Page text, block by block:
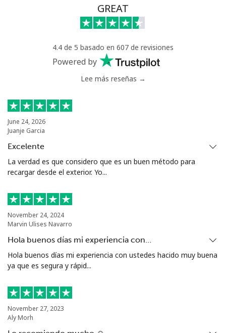
144 min por ⁦€10⁩
48 min por ⁦€10⁩
10 min por ⁦€10⁩
Celular ⁦93.9¢⁩
Turkey
Línea fija ⁦4.5¢⁩ 222 min por ⁦€10⁩
Turkmenistan
Línea fija ⁦26.9¢⁩ 37 min por ⁦€10⁩
Celular ⁦32.9¢⁩
Turks And Caicos Islands
Línea fija
GREAT
4.4 de 5 basado en 607 de revisiones
Powered by
Lee más reseñas →
June 24, 2026
Juanje Garcia
Excelente
La verdad es que considero que es un buen método para
recargar desde el exterior. Yo...
November 24, 2024
Marvin Ulises Navarro
Hola buenos días mi experiencia con…
Hola buenos días mi experiencia con ustedes hacido muy buena
ya que es segura y rápid...
November 27, 2023
Aly Morh